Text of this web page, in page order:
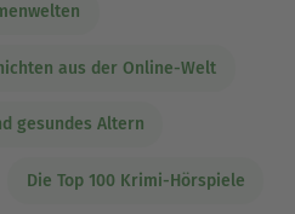
aus der Online-Welt
gesundes Altern
Die Top 100 Krimi-Hörspiele